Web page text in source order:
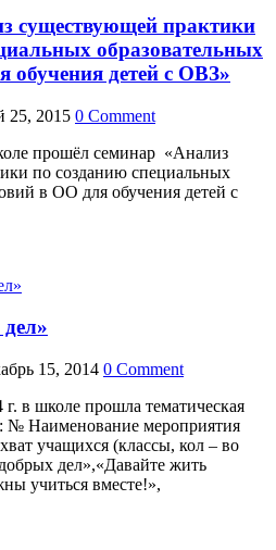
существующей практики
образовательных
обучения детей с ОВЗ»
25, 2015 0 Comment
прошёл семинар «Анализ
по созданию специальных
в ОО для обучения детей с
15, 2014 0 Comment
в школе прошла тематическая
№ Наименование мероприятия
учащихся (классы, кол – во
дел»,«Давайте жить
учиться вместе!»,